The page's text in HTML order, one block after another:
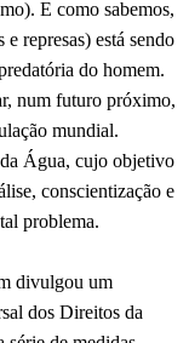
E como sabemos,
represas) está sendo
do homem.
num futuro próximo,
mundial.
Água, cujo objetivo
conscientização e
problema.
divulgou um
dos Direitos da